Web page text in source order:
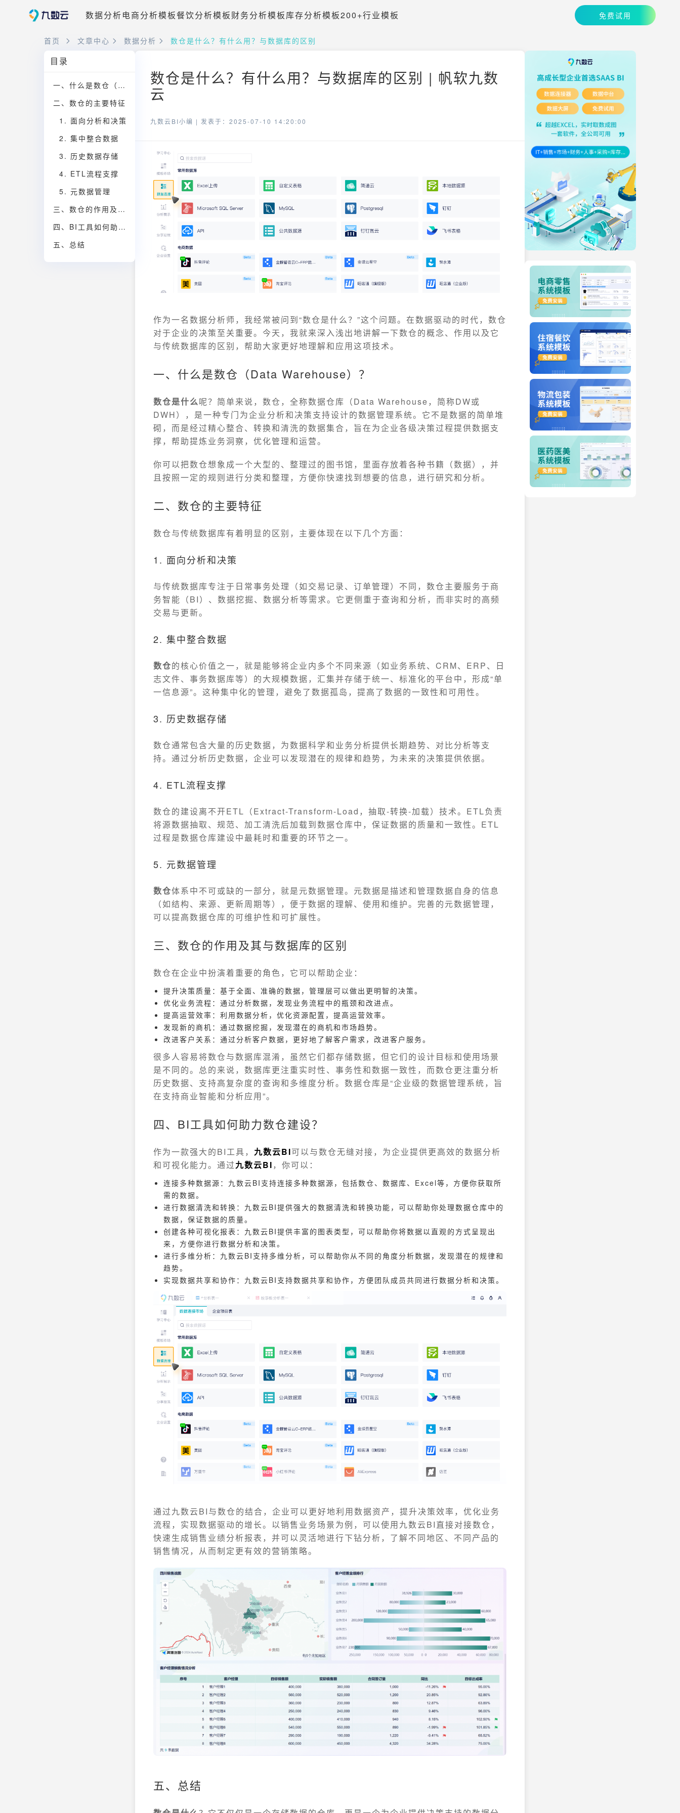
数据分析电商分析模板餐饮分析模板财务分析模板库存分析模板200+行业模板 免费试用
首页 文章中心 数据分析 数仓是什么？有什么用？与数据库的区别
目录
一、什么是数仓（Data Warehouse）？
二、数仓的主要特征
1. 面向分析和决策
2. 集中整合数据
3. 历史数据存储
4. ETL流程支撑
5. 元数据管理
三、数仓的作用及其与数据库的区别
四、BI工具如何助力数仓建设？
五、总结
数仓是什么？有什么用？与数据库的区别 | 帆软九数
云
九数云BI小编 | 发表于：2025-07-10 14:20:00
作为一名数据分析师，我经常被问到“数仓是什么？”这个问题。在数据驱动的时代，数仓
对于企业的决策至关重要。今天，我就来深入浅出地讲解一下数仓的概念、作用以及它
与传统数据库的区别，帮助大家更好地理解和应用这项技术。
一、什么是数仓（Data Warehouse）？
数仓是什么呢？简单来说，数仓，全称数据仓库（Data Warehouse，简称DW或
DWH），是一种专门为企业分析和决策支持设计的数据管理系统。它不是数据的简单堆
砌，而是经过精心整合、转换和清洗的数据集合，旨在为企业各级决策过程提供数据支
撑，帮助提炼业务洞察，优化管理和运营。
你可以把数仓想象成一个大型的、整理过的图书馆，里面存放着各种书籍（数据），并
且按照一定的规则进行分类和整理，方便你快速找到想要的信息，进行研究和分析。
二、数仓的主要特征
数仓与传统数据库有着明显的区别，主要体现在以下几个方面：
1. 面向分析和决策
与传统数据库专注于日常事务处理（如交易记录、订单管理）不同，数仓主要服务于商
务智能（BI）、数据挖掘、数据分析等需求。它更侧重于查询和分析，而非实时的高频
交易与更新。
2. 集中整合数据
数仓的核心价值之一，就是能够将企业内多个不同来源（如业务系统、CRM、ERP、日
志文件、事务数据库等）的大规模数据，汇集并存储于统一、标准化的平台中，形成“单
一信息源”。这种集中化的管理，避免了数据孤岛，提高了数据的一致性和可用性。
3. 历史数据存储
数仓通常包含大量的历史数据，为数据科学和业务分析提供长期趋势、对比分析等支
持。通过分析历史数据，企业可以发现潜在的规律和趋势，为未来的决策提供依据。
4. ETL流程支撑
数仓的建设离不开ETL（Extract-Transform-Load，抽取-转换-加载）技术。ETL负责
将源数据抽取、规范、加工清洗后加载到数据仓库中，保证数据的质量和一致性。ETL
过程是数据仓库建设中最耗时和重要的环节之一。
5. 元数据管理
数仓体系中不可或缺的一部分，就是元数据管理。元数据是描述和管理数据自身的信息
（如结构、来源、更新周期等），便于数据的理解、使用和维护。完善的元数据管理，
可以提高数据仓库的可维护性和可扩展性。
三、数仓的作用及其与数据库的区别
数仓在企业中扮演着重要的角色，它可以帮助企业：
提升决策质量：基于全面、准确的数据，管理层可以做出更明智的决策。
优化业务流程：通过分析数据，发现业务流程中的瓶颈和改进点。
提高运营效率：利用数据分析，优化资源配置，提高运营效率。
发现新的商机：通过数据挖掘，发现潜在的商机和市场趋势。
改进客户关系：通过分析客户数据，更好地了解客户需求，改进客户服务。
很多人容易将数仓与数据库混淆，虽然它们都存储数据，但它们的设计目标和使用场景
是不同的。总的来说，数据库更注重实时性、事务性和数据一致性，而数仓更注重分析
历史数据、支持高复杂度的查询和多维度分析。数据仓库是“企业级的数据管理系统，旨
在支持商业智能和分析应用”。
四、BI工具如何助力数仓建设？
作为一款强大的BI工具， 九数云BI可以与数仓无缝对接，为企业提供更高效的数据分析
和可视化能力。通过九数云BI ，你可以：
连接多种数据源：九数云BI支持连接多种数据源，包括数仓、数据库、Excel等，方便你获取所
需的数据。
进行数据清洗和转换：九数云BI提供强大的数据清洗和转换功能，可以帮助你处理数据仓库中的
数据，保证数据的质量。
创建各种可视化报表：九数云BI提供丰富的图表类型，可以帮助你将数据以直观的方式呈现出
来，方便你进行数据分析和决策。
进行多维分析：九数云BI支持多维分析，可以帮助你从不同的角度分析数据，发现潜在的规律和
趋势。
实现数据共享和协作：九数云BI支持数据共享和协作，方便团队成员共同进行数据分析和决策。
通过九数云BI与数仓的结合，企业可以更好地利用数据资产，提升决策效率，优化业务
流程，实现数据驱动的增长。以销售业务场景为例，可以使用九数云BI直接对接数仓，
快速生成销售业绩分析报表，并可以灵活地进行下钻分析，了解不同地区、不同产品的
销售情况，从而制定更有效的营销策略。
五、总结